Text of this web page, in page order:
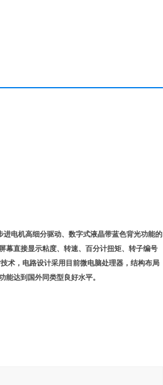
电机高细分驱动、数字式液晶带蓝色背光功能的
幕直接显示粘度、转速、百分计扭矩、转子编号
术，电路设计采用目前微电脑处理器，结构布局
达到国外同类型良好水平。